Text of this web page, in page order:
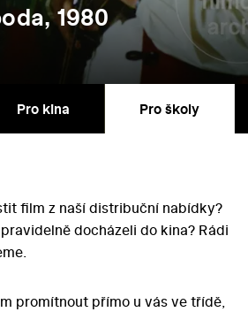
1980
Pro kina Pro školy
film z naší distribuční nabídky?
docházeli do kina? Rádi
promítnout přímo u vás ve třídě,